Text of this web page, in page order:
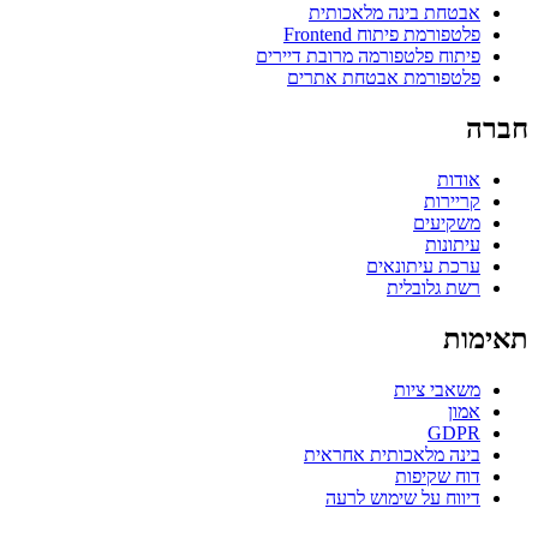
אבטחת בינה מלאכותית
פלטפורמת פיתוח Frontend
פיתוח פלטפורמה מרובת דיירים
פלטפורמת אבטחת אתרים
חברה
אודות
קריירות
משקיעים
עיתונות
ערכת עיתונאים
רשת גלובלית
תאימות
משאבי ציות
אמון
GDPR
בינה מלאכותית אחראית
דוח שקיפות
דיווח על שימוש לרעה